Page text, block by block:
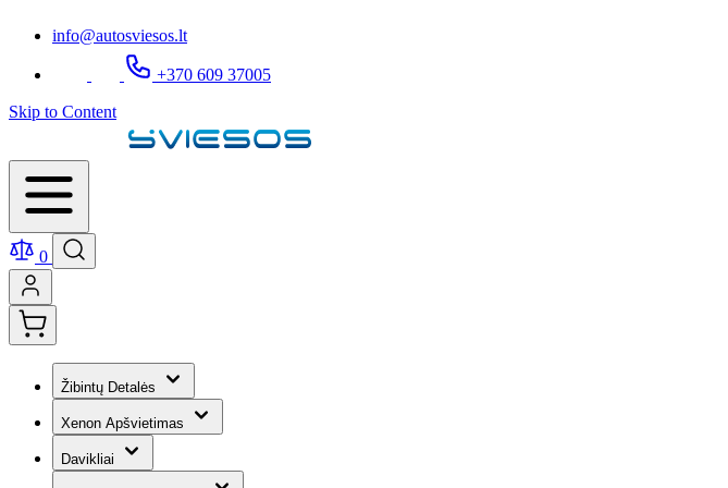
info@autosviesos.lt
+370 609 37005
Skip to Content
0
Žibintų Detalės
Xenon Apšvietimas
Davikliai